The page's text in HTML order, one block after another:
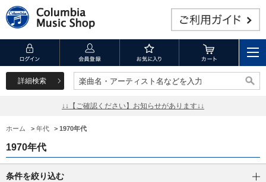
詳細検索 楽曲名・アーティスト名などを入力
楽曲名・アーティスト名などを入力
↓↓【ご確認ください】お知らせがあります↓↓
ホーム > 年代 > 1970年代
1970年代
条件を絞り込む